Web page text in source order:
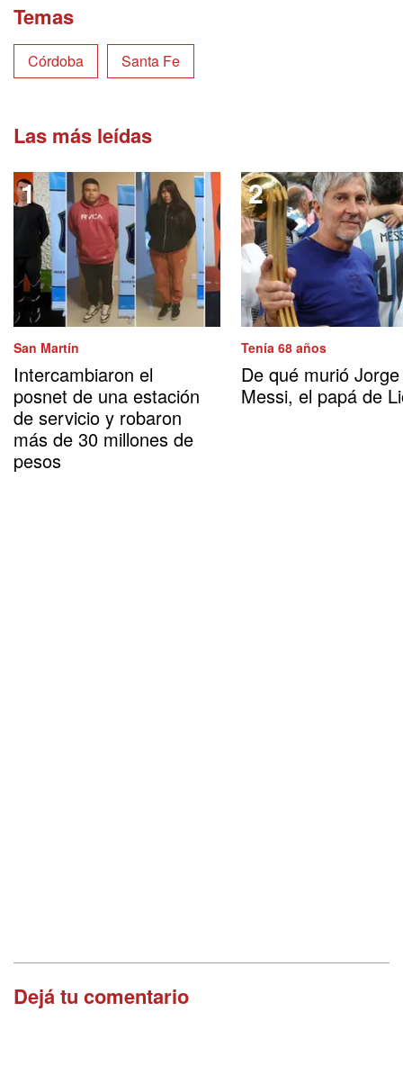
Temas
Córdoba Santa Fe
Las más leídas
San Martín
Intercambiaron el
posnet de una estación
de servicio y robaron
más de 30 millones de
pesos
Tenía 68 años
De qué murió Jorge
Messi, el papá de
Dejá tu comentario